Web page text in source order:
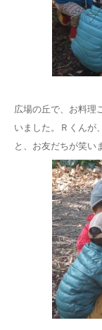
広場の丘で、お料理
いました。Ｒくんが
と、お友だちが笑い